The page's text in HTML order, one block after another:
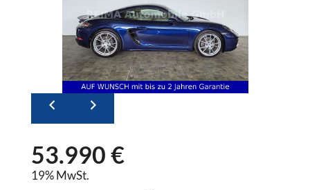
53.990 €
19% MwSt.